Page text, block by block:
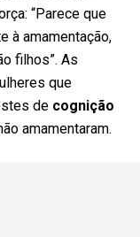
“Parece que
à amamentação,
filhos”. As
que
de cognição
amamentaram.